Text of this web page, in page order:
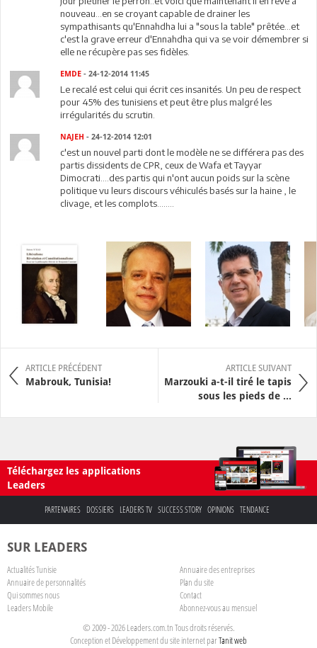
nouveau...en se croyant capable de drainer les
sympathisants qu'Ennahdha lui a "sous la table" prêtée...et
c'est la grave erreur d'Ennahdha qui va se voir démembrer si
elle ne récupère pas ses fidèles.
EMDE - 24-12-2014 11:45
Le recalé est celui qui écrit ces insanités. Un peu de respect
pour 45% des tunisiens et peut être plus malgré les
irrégularités du scrutin.
NAJEH- 24-12-2014 12:01
c'est un nouvel parti dont le modèle ne se différera pas des
partis dissidents de CPR, ceux de Wafa et Tayyar
Dimocrati....des partis qui n'ont aucun poids sur la scène
politique vu leurs discours véhiculés basés sur la haine , le
clivage, et les complots........
ARTICLE PRÉCÉDENT
Mabrouk, Tunisia!
ARTICLE SUIVANT
Marzouki a-t-il tiré le tapis
sous les pieds de ...
Téléchargez les applications
Leaders
PARTENAIRES DOSSIERS LEADERS TV SUCCESS STORY OPINIONS TENDANCE
SUR LEADERS
Actualités Tunisie
Annuaire des entreprises
Annuaire de personnalités
Plan du site
Qui sommes nous
Contact
Leaders Mobile
Abonnez-vous au mensuel
© 2009 - 2026 Leaders.com.tn Tous droits réservés.
Conception et Développement du site internet parTanit web